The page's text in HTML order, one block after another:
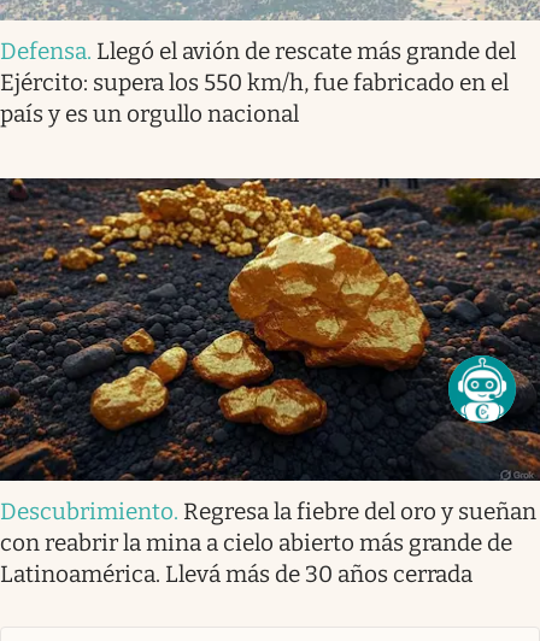
Defensa. Llegó el avión de rescate más grande del
Ejército: supera los 550 km/h, fue fabricado en el
país y es un orgullo nacional
Descubrimiento. Regresa la fiebre del oro y sueñan
con reabrir la mina a cielo abierto más grande de
Latinoamérica. Llevá más de 30 años cerrada